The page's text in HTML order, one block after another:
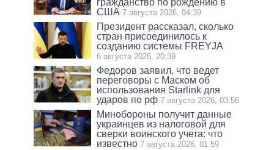
гражданство по рождению в
США 7 августа 2026, 04:39
Президент рассказал, сколько
стран присоединилось к
созданию системы FREYJA
6 августа 2026, 20:39
Федоров заявил, что ведет
переговоры с Маском об
использования Starlink для
ударов по рф 7 августа 2026, 03:56
Минобороны получит данные
украинцев из налоговой для
сверки воинского учета: что
известно 7 августа 2026, 01:59